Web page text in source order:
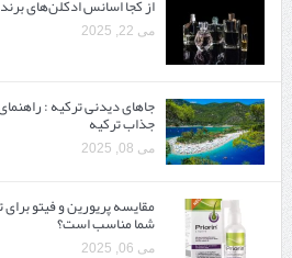
از کجا اسانس ادکلن‌های
می 22, 2025
جاهای دیدنی ترکیه :
جذاب ترکیه
می 08, 2025
مقایسه پریورین و فیتو
شما مناسب است؟
می 06, 2025